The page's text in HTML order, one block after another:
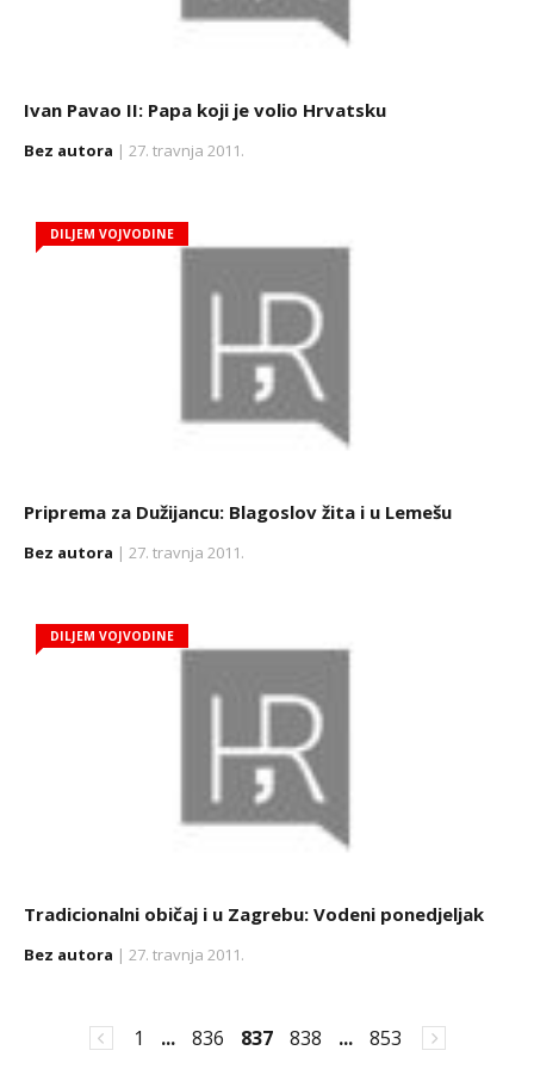
Ivan Pavao II: Papa koji je volio Hrvatsku
Bez autora | 27. travnja 2011.
DILJEM VOJVODINE
Priprema za Dužijancu: Blagoslov žita i u Lemešu
Bez autora | 27. travnja 2011.
DILJEM VOJVODINE
Tradicionalni običaj i u Zagrebu: Vodeni ponedjeljak
Bez autora | 27. travnja 2011.
1 ... 836 837 838 ... 853